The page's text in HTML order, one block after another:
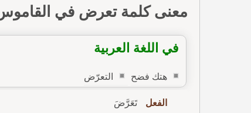
معنى كلمة تعرض في
في اللغة العربية
هتك فضح التعرّض
الفعل تَعَرَّضَ